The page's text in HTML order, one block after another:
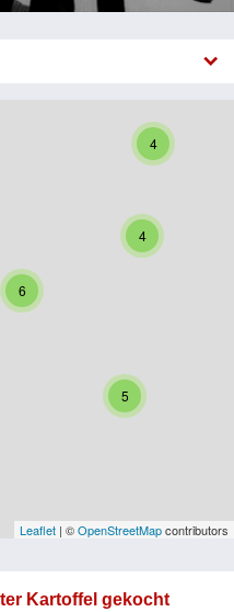
4
4
5
6
Leaflet | ©OpenStreetMapcontributors
Kartoffel gekocht